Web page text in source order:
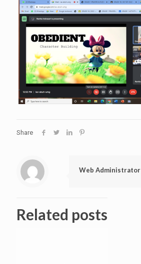
Share
Web Administrator
Related posts